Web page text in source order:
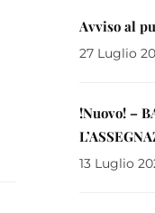
Avviso al
27 Luglio
!Nuovo! –
13 Luglio